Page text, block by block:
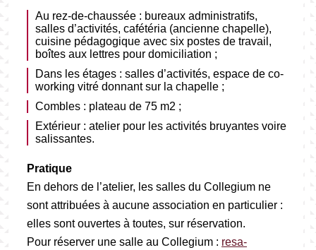
Au rez-de-chaussée : bureaux administratifs,
salles d’activités, cafétéria (ancienne chapelle),
cuisine pédagogique avec six postes de travail,
boîtes aux lettres pour domiciliation ;
Dans les étages : salles d’activités, espace de co-
working vitré donnant sur la chapelle ;
Combles : plateau de 75 m2 ;
Extérieur : atelier pour les activités bruyantes voire
salissantes.
Pratique
En dehors de l’atelier, les salles du Collegium ne
sont attribuées à aucune association en particulier :
elles sont ouvertes à toutes, sur réservation.
Pour réserver une salle au Collegium : resa-